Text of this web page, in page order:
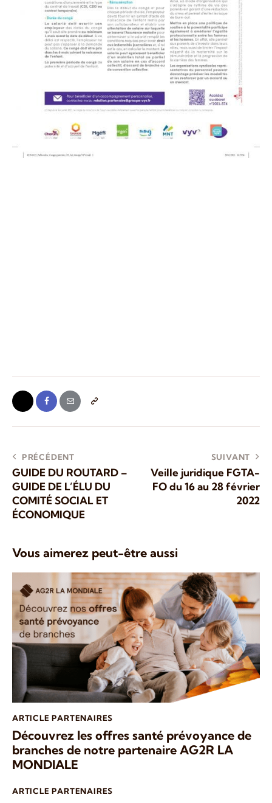
PRÉCÉDENT
GUIDE DU ROUTARD –
GUIDE DE L’ÉLU DU
COMITÉ SOCIAL ET
ÉCONOMIQUE
SUIVANT
Veille juridique FGTA-
FO du 16 au 28 février
2022
Vous aimerez peut-être aussi
ARTICLE PARTENAIRES
Découvrez les offres santé prévoyance de
branches de notre partenaire AG2R LA
MONDIALE
ARTICLE PARTENAIRES